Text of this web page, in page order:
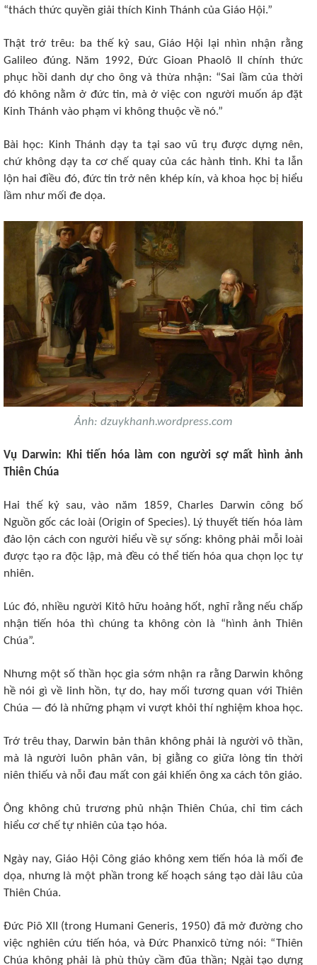
“thách thức quyền giải thích Kinh Thánh của Giáo Hội.”
Thật trớ trêu: ba thế kỷ sau, Giáo Hội lại nhìn nhận rằng
Galileo đúng. Năm 1992, Đức Gioan Phaolô II chính thức
phục hồi danh dự cho ông và thừa nhận: “Sai lầm của thời
đó không nằm ở đức tin, mà ở việc con người muốn áp đặt
Kinh Thánh vào phạm vi không thuộc về nó.”
Bài học: Kinh Thánh dạy ta tại sao vũ trụ được dựng nên,
chứ không dạy ta cơ chế quay của các hành tinh. Khi ta lẫn
lộn hai điều đó, đức tin trở nên khép kín, và khoa học bị hiểu
lầm như mối đe dọa.
Ảnh: dzuykhanh.wordpress.com
Vụ Darwin: Khi tiến hóa làm con người sợ mất hình ảnh
Thiên Chúa​
Hai thế kỷ sau, vào năm 1859, Charles Darwin công bố
Nguồn gốc các loài (Origin of Species). Lý thuyết tiến hóa làm
đảo lộn cách con người hiểu về sự sống: không phải mỗi loài
được tạo ra độc lập, mà đều có thể tiến hóa qua chọn lọc tự
nhiên.
Lúc đó, nhiều người Kitô hữu hoảng hốt, nghĩ rằng nếu chấp
nhận tiến hóa thì chúng ta không còn là “hình ảnh Thiên
Chúa”.
Nhưng một số thần học gia sớm nhận ra rằng Darwin không
hề nói gì về linh hồn, tự do, hay mối tương quan với Thiên
Chúa — đó là những phạm vi vượt khỏi thí nghiệm khoa học.
Trớ trêu thay, Darwin bản thân không phải là người vô thần,
mà là người luôn phân vân, bị giằng co giữa lòng tin thời
niên thiếu và nỗi đau mất con gái khiến ông xa cách tôn giáo.
Ông không chủ trương phủ nhận Thiên Chúa, chỉ tìm cách
hiểu cơ chế tự nhiên của tạo hóa.
Ngày nay, Giáo Hội Công giáo không xem tiến hóa là mối đe
dọa, nhưng là một phần trong kế hoạch sáng tạo dài lâu của
Thiên Chúa.
Đức Piô XII (trong Humani Generis, 1950) đã mở đường cho
việc nghiên cứu tiến hóa, và Đức Phanxicô từng nói: “Thiên
Chúa không phải là phù thủy cầm đũa thần; Ngài tạo dựng